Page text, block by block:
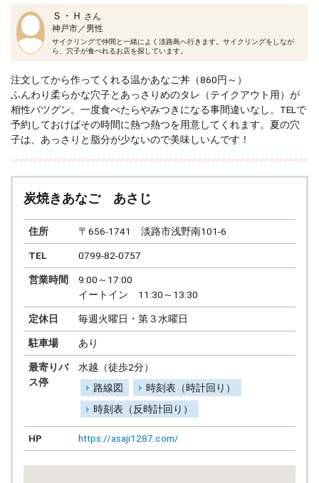
Ｓ・Ｈ さん
神戸市／男性
サイクリングで仲間と一緒によく淡路島へ行きます。サイクリングをしなが
ら、穴子が食べれるお店を探しています。
注文してから作ってくれる温かあなご丼（860円～）
ふんわり柔らかな穴子とあっさりめのタレ（テイクアウト用）が
相性バツグン。一度食べたらやみつきになる事間違いなし。TELで
予約しておけばその時間に熱つ熱つを用意してくれます。夏の穴
子は、あっさりと脂分が少ないので美味しいんです！
炭焼きあなご あさじ
住所 〒656-1741 淡路市浅野南101-6
TEL 0799-82-0757
営業時間
9:00～17:00
イートイン 11:30～13:30
定休日 毎週火曜日・第３水曜日
駐車場 あり
最寄りバ
ス停
水越（徒歩2分）
路線図
時刻表（時計回り）
時刻表（反時計回り）
HP https://asaji1287.com/